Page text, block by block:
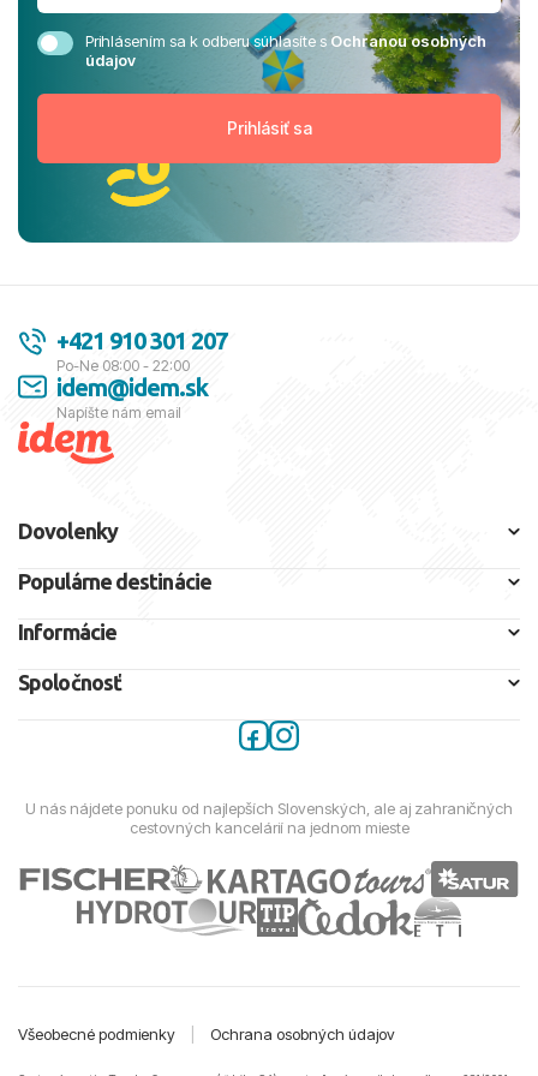
Prihlásením sa k odberu súhlasíte sOchranou osobných
údajov
+421 910 301 207
Po-Ne 08:00 - 22:00
idem@idem.sk
Napíšte nám email
Dovolenky
Populárne destinácie
Informácie
Spoločnosť
U nás nájdete ponuku od najlepších Slovenských, ale aj zahraničných
cestovných kancelárií na jednom mieste
Všeobecné podmienky Ochrana osobných údajov